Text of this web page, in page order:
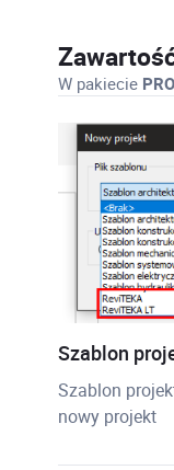
W pakiecie
Szablon
Szablon
nowy projekt